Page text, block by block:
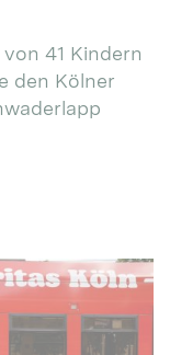
41 Kindern
den Kölner